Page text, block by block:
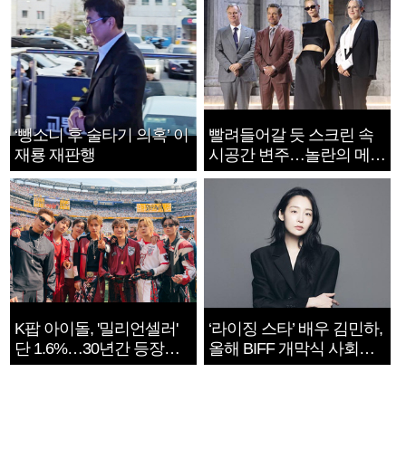
‘뺑소니 후 술타기 의혹’ 이
재룡 재판행
빨려들어갈 듯 스크린 속
시공간 변주…놀란의 메시
지는 ‘전쟁 속죄’
K팝 아이돌, '밀리언셀러'
단 1.6%…30년간 등장
1182개팀 전수조사
‘라이징 스타’ 배우 김민하,
올해 BIFF 개막식 사회자
확정